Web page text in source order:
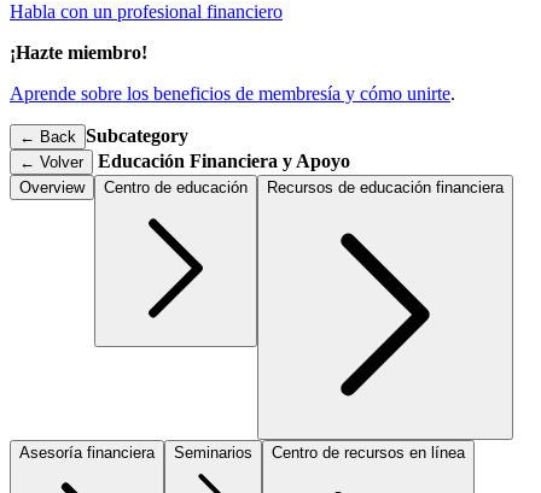
Habla con un profesional financiero
¡Hazte miembro!
Aprende sobre los beneficios de membresía y cómo unirte.
← Back Subcategory
← Volver Educación Financiera y Apoyo
Overview Centro de educación Recursos de educación financiera
Asesoría financiera Seminarios Centro de recursos en línea